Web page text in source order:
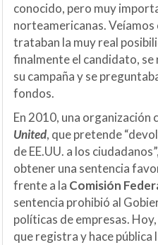
conocido, pero muy
norteamericanas. Veíamos
trataban la muy real
finalmente el candidato,
su campaña y se
fondos.
En 2010, una organización
United, que pretende
de EE.UU. a los
obtener una sentencia
frente a la Comisión
sentencia prohibió al
políticas de empresas.
que registra y hace pública